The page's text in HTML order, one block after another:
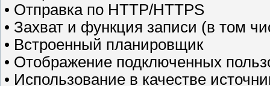
• Отправка по HTTP/HTTPS
• Захват и функция записи (в том
• Встроенный планировщик
• Отображение подключенных
• Использование в качестве